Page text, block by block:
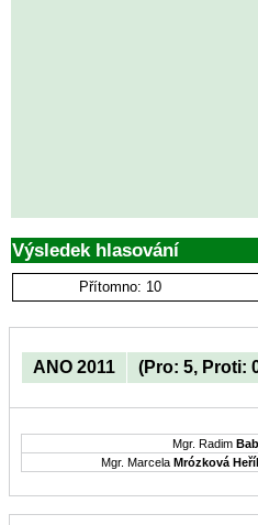
Výsledek hlasování
Přítomno: 10
ANO 2011 (Pro: 5, Proti:
Mgr. Radim
Mgr. Marcela Mrózková